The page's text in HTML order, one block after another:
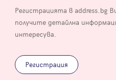
Регистрацията в address.bg
получите детайлна
интересува.
Регистрация